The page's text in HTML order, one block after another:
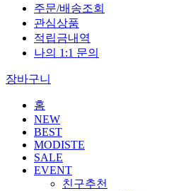
주문/배송조회
관심상품
적립금내역
나의 1:1 문의
장바구니
홈
NEW
BEST
MODISTE
SALE
EVENT
친구추천